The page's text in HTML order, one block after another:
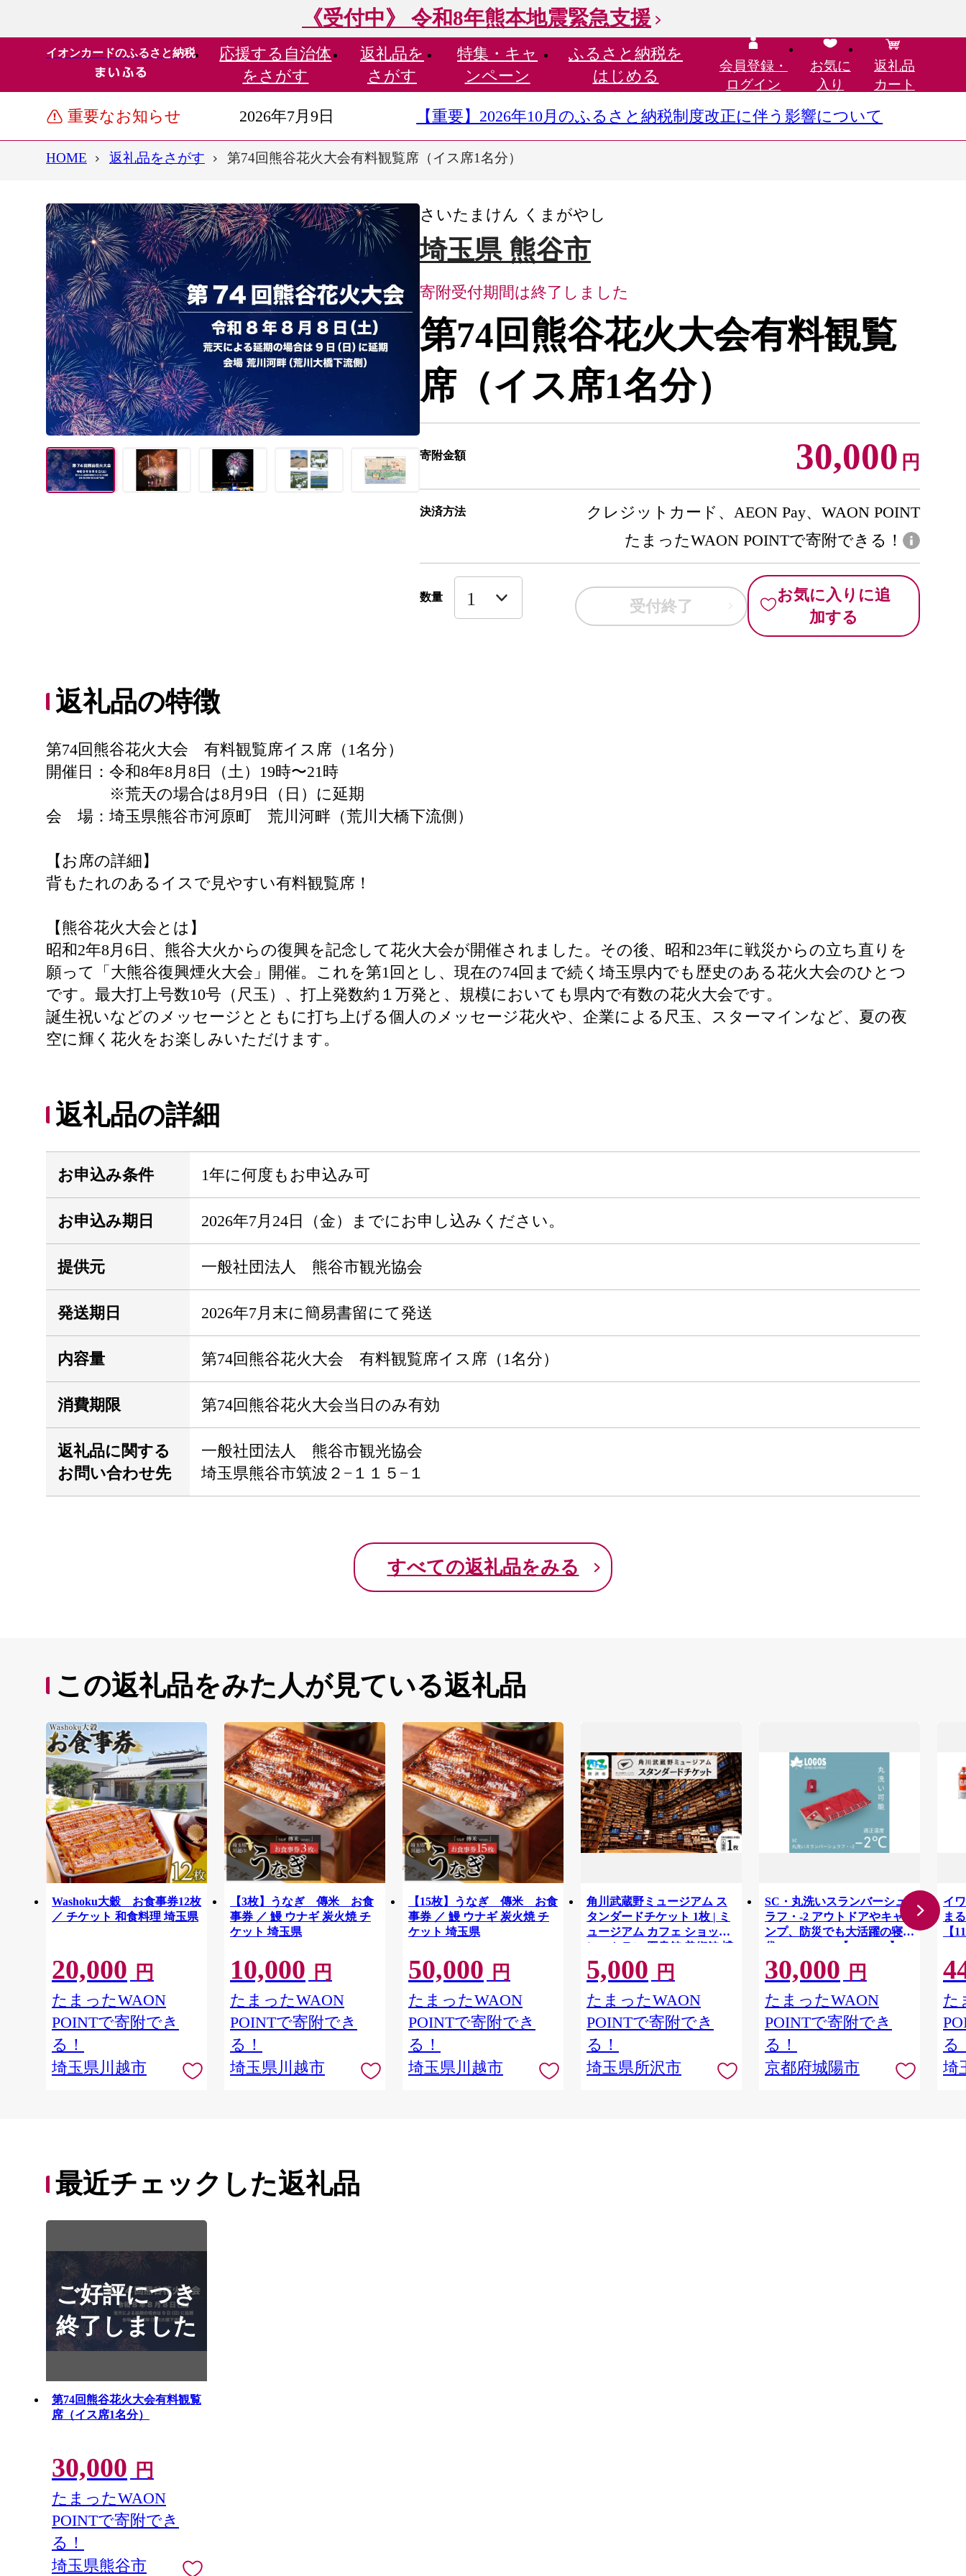
《受付中》 令和8年熊本地震緊急支援
イオンカードのふるさと納税 応援する 自治体
をさがす
返礼品を
さがす
特集・ キャ
ンペーン
ふるさと納税を
はじめる
会員登録・
ログイン
お気に
入り
返礼品
カート
重要なお知らせ 2026年7月9日 【重要】2026年10月のふるさと納税制度改正に伴う影響について
HOME 返礼品をさがす 第74回熊谷花火大会有料観覧席（イス席1名分）
さいたまけん くまがやし
埼玉県 熊谷市
寄附受付期間は終了しました
第74回熊谷花火大会有料観覧
席（イス席1名分）
寄附金額 30,000 円
決済方法
クレジットカード、AEON Pay、WAON POINT
たまったWAON POINTで寄附できる！
数量 受付終了
お気に入りに追
加する
返礼品の特徴
第74回熊谷花火大会 有料観覧席イス席（1名分）
開催日：令和8年8月8日（土）19時〜21時
※荒天の場合は8月9日（日）に延期
会 場：埼玉県熊谷市河原町 荒川河畔（荒川大橋下流側）
【お席の詳細】
背もたれのあるイスで見やすい有料観覧席！
【熊谷花火大会とは】
昭和2年8月6日、熊谷大火からの復興を記念して花火大会が開催されました。その後、昭和23年に戦災からの立ち直りを
願って「大熊谷復興煙火大会」開催。これを第1回とし、現在の74回まで続く埼玉県内でも歴史のある花火大会のひとつ
です。最大打上号数10号（尺玉）、打上発数約１万発と、規模においても県内で有数の花火大会です。
誕生祝いなどのメッセージとともに打ち上げる個人のメッセージ花火や、企業による尺玉、スターマインなど、夏の夜
空に輝く花火をお楽しみいただけます。
返礼品の詳細
お申込み条件 1年に何度もお申込み可
お申込み期日 2026年7月24日（金）までにお申し込みください。
提供元 一般社団法人 熊谷市観光協会
発送期日 2026年7月末に簡易書留にて発送
内容量 第74回熊谷花火大会 有料観覧席イス席（1名分）
消費期限 第74回熊谷花火大会当日のみ有効
返礼品に関する
お問い合わせ先
一般社団法人 熊谷市観光協会
埼玉県熊谷市筑波２−１１５−１
すべての返礼品をみる
この返礼品をみた人が見ている返礼品
Washoku大穀 お食事券12枚
／ チケット 和食料理 埼玉県
20,000 円
たまったWAON
POINTで寄附でき
る！
埼玉県川越市
【3枚】うなぎ 傳米 お食
事券 ／ 鰻 ウナギ 炭火焼 チ
ケット 埼玉県
10,000 円
たまったWAON
POINTで寄附でき
る！
埼玉県川越市
【15枚】うなぎ 傳米 お食
事券 ／ 鰻 ウナギ 炭火焼 チ
ケット 埼玉県
50,000 円
たまったWAON
POINTで寄附でき
る！
埼玉県川越市
角川武蔵野ミュージアム ス
タンダードチケット 1枚 | ミ
ュージアム カフェ ショップ
レストラン 図書館 美術館 博
物館 アート 文化複合施設 文
学 角川 KADOKAWA 角川作
品 本棚 本棚劇場 漫画 マンガ
隈研吾 チケット 埼玉県 所沢
市
5,000 円
たまったWAON
POINTで寄附でき
る！
埼玉県所沢市
SC・丸洗いスランバーシュ
ラフ・-2 アウトドアやキャ
ンプ、防災でも大活躍の寝
袋! 72602035【1663767】
30,000 円
たまったWAON
POINTで寄附でき
る！
京都府城陽市
イ
ま
【
た
る
埼
最近チェックした返礼品
ご好評につき
終了しました
第74回熊谷花火大会有料観覧
席（イス席1名分）
30,000 円
たまったWAON
POINTで寄附でき
る！
埼玉県熊谷市